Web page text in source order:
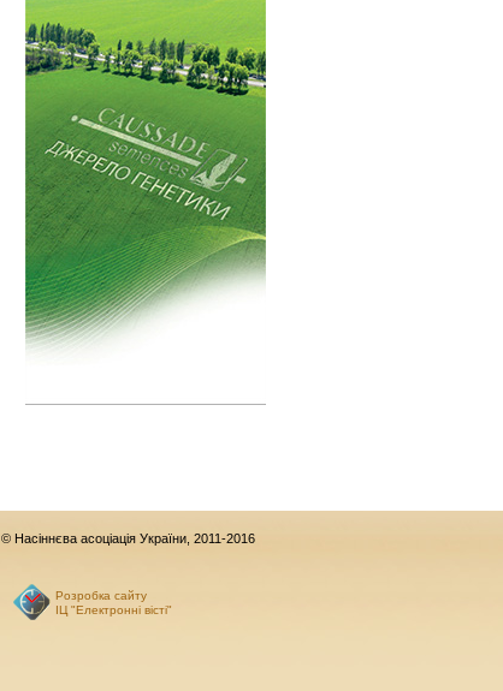
© Насіннєва асоціація України, 2011-2016
Розробка сайту
ІЦ "Електронні вісті"